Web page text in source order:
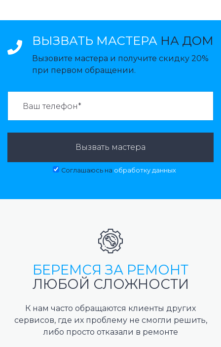
ВЫЗВАТЬ МАСТЕРА НА ДОМ
Вызовите мастера и получите скидку 20%
при первом обращении.
Вызвать мастера
Соглашаюсь на обработку данных
БЕРЕМСЯ ЗА РЕМОНТ
ЛЮБОЙ СЛОЖНОСТИ
К нам часто обращаются клиенты других
сервисов, где их проблему не смогли решить,
либо просто отказали в ремонте